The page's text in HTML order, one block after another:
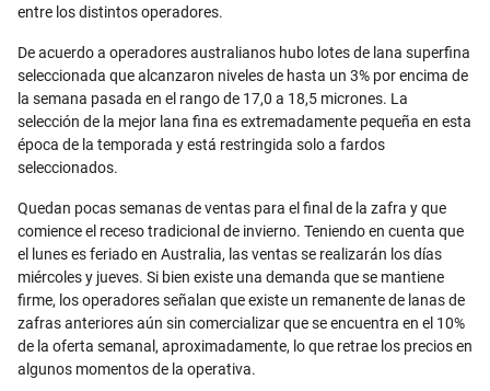
entre los distintos operadores.
De acuerdo a operadores australianos hubo lotes de lana superfina
seleccionada que alcanzaron niveles de hasta un 3% por encima de
la semana pasada en el rango de 17,0 a 18,5 micrones. La
selección de la mejor lana fina es extremadamente pequeña en esta
época de la temporada y está restringida solo a fardos
seleccionados.
Quedan pocas semanas de ventas para el final de la zafra y que
comience el receso tradicional de invierno. Teniendo en cuenta que
el lunes es feriado en Australia, las ventas se realizarán los días
miércoles y jueves. Si bien existe una demanda que se mantiene
firme, los operadores señalan que existe un remanente de lanas de
zafras anteriores aún sin comercializar que se encuentra en el 10%
de la oferta semanal, aproximadamente, lo que retrae los precios en
algunos momentos de la operativa.